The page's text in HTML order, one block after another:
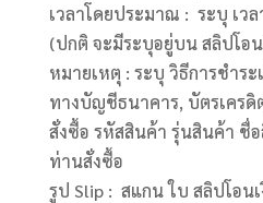
เวลาโดยประมาณ : ระบุ เว
(ปกติ จะมีระบุอยู่บน สลิปโอ
หมายเหตุ : ระบุ วิธีการชำร
ทางบัญชีธนาคาร, บัตรเครดิ
สั่งซื้อ รหัสสินค้า รุ่นสินค้า ชื่
ท่านสั่งซื้อ
รูป Slip : สแกน ใบ สลิปโอน